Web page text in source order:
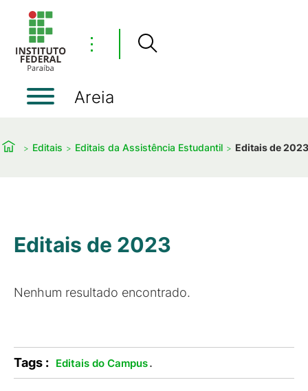
⋮
Areia
Editais Editais da Assistência Estudantil Editais de 2023
Editais de 2023
Nenhum resultado encontrado.
Tags : Editais do Campus.